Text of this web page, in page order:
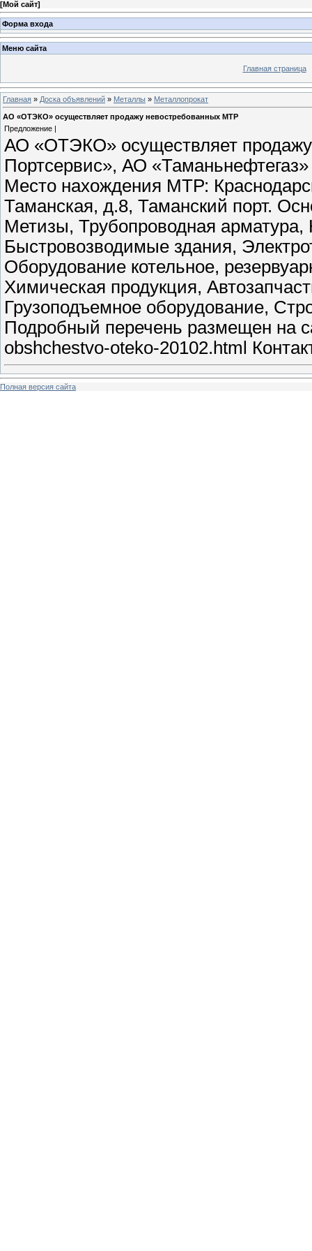
[Мой сайт]
Форма входа
Меню сайта
Главная страница
Главная » Доска объявлений » Металлы » Металлопрокат
АО «ОТЭКО» осуществляет продажу невостребованных МТР
Предложение |
АО «ОТЭКО» осуществляет
Портсервис», АО
Место нахождения МТР:
Таманская, д.8, Таманский порт.
Метизы, Трубопроводная
Быстровозводимые здания,
Оборудование котельное,
Химическая продукция,
Грузоподъемное оборудование,
Подробный перечень размещен на
obshchestvo-oteko-20102.html
Полная версия сайта